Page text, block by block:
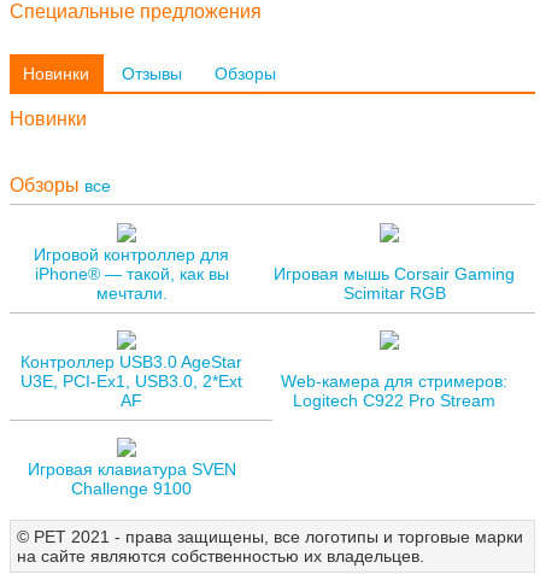
Специальные предложения
Новинки Отзывы Обзоры
Новинки
Обзоры все
Игровой контроллер для
iPhone® — такой, как вы
мечтали.
Игровая мышь Corsair Gaming
Scimitar RGB
Контроллер USB3.0 AgeStar
U3E, PCI-Ex1, USB3.0, 2*Ext
AF
Web-камера для стримеров:
Logitech C922 Pro Stream
Игровая клавиатура SVEN
Challenge 9100
© РЕТ 2021 - права защищены, все логотипы и торговые марки
на сайте являются собственностью их владельцев.